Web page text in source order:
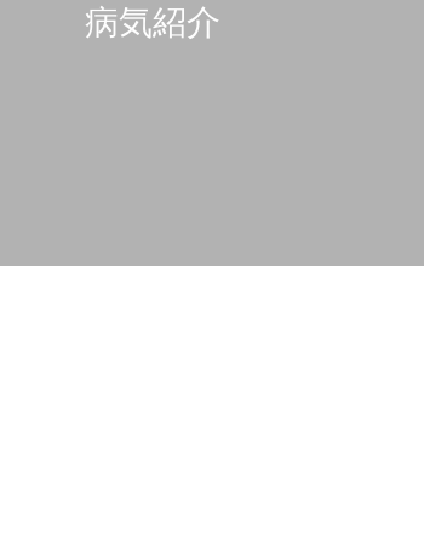
脳神経科病気紹介